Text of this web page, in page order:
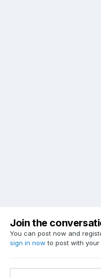
Join the
You can post now and
sign in now to post with your